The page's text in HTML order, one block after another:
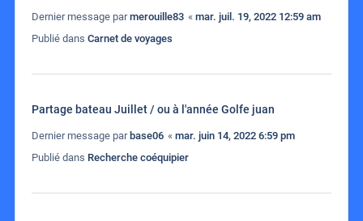
Dernier message parmerouille83 « mar. juil. 19, 2022 12:59 am
Publié dans Carnet de voyages
Partage bateau Juillet / ou à l'année Golfe juan
Dernier message par base06 « mar. juin 14, 2022 6:59 pm
Publié dans Recherche coéquipier